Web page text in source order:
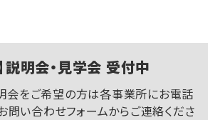
説明会・見学会 受付中
会をご希望の方は各事業所にお電話
問い合わせフォームからご連絡くださ